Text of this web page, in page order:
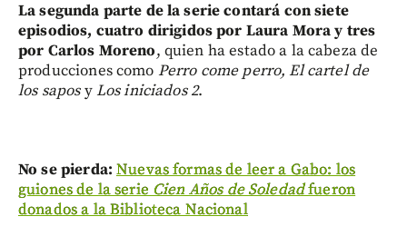
La segunda parte de la serie contará con siete
episodios, cuatro dirigidos por Laura Mora y tres
por Carlos Moreno, quien ha estado a la cabeza de
producciones como Perro come perro, El cartel de
los saposyLos iniciados 2.
No se pierda: Nuevas formas de leer a Gabo: los
guiones de la serie Cien Años de Soledadfueron
donados a la Biblioteca Nacional